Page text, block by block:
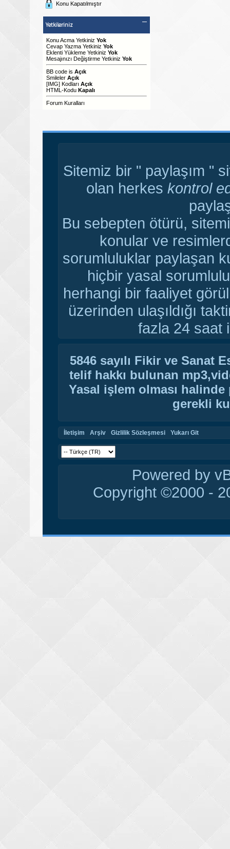
Konu Kapatılmıştır
Yetkileriniz
Konu Acma Yetkiniz Yok
Cevap Yazma Yetkiniz Yok
Eklenti Yükleme Yetkiniz Yok
Mesajınızı Değiştirme Yetkiniz Yok
BB code is Açık
Smileler Açık
[IMG] Kodları Açık
HTML-Kodu Kapalı
Forum Kuralları
Sitemiz bir " paylaşım "
olan herkes kontrol
Bu sebepten ötürü,
konular ve
sorumluluklar paylaşan
hiçbir yasal
herhangi bir faaliyet
üzerinden ulaşıldığı
fazla 24 saat
5846 sayılı Fikir ve Sanat
telif hakkı bulunan
Yasal işlem olması
gerekli
İletişim Arşiv Gizlilik Sözleşmesi Yukarı Git
Powered by
Copyright ©2000 -